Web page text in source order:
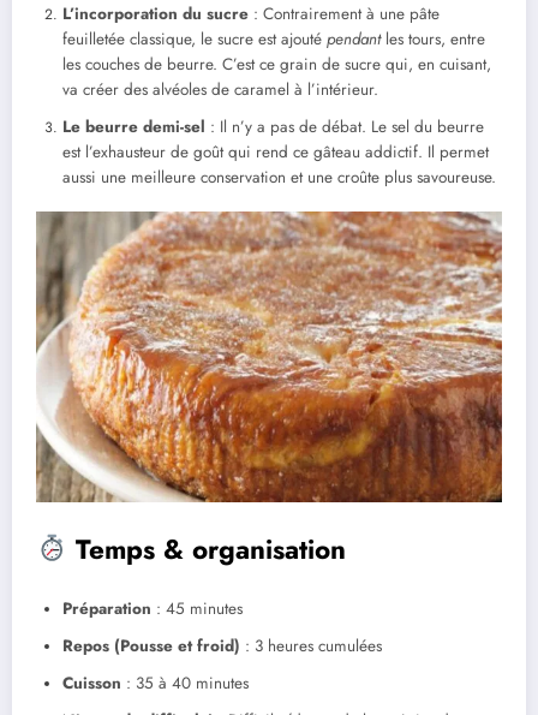
L’incorporation du sucre : Contrairement à une pâte
feuilletée classique, le sucre est ajouté pendantles tours, entre
les couches de beurre. C’est ce grain de sucre qui, en cuisant,
va créer des alvéoles de caramel à l’intérieur.
Le beurre demi-sel : Il n’y a pas de débat. Le sel du beurre
est l’exhausteur de goût qui rend ce gâteau addictif. Il permet
aussi une meilleure conservation et une croûte plus savoureuse.
Temps & organisation
Préparation : 45 minutes
Repos (Pousse et froid) : 3 heures cumulées
Cuisson : 35 à 40 minutes